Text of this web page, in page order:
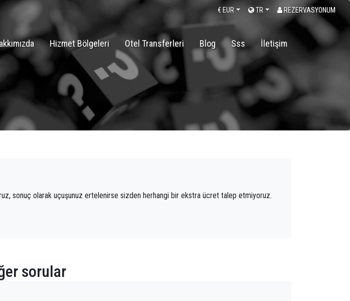
REZERVASYONUM
TR
€ EUR
Hizmet Bölgeleri Otel Transferleri Blog Sss İletişim
sonuç olarak uçuşunuz ertelenirse sizden herhangi bir ekstra ücret talep etmiyoruz.
sorular